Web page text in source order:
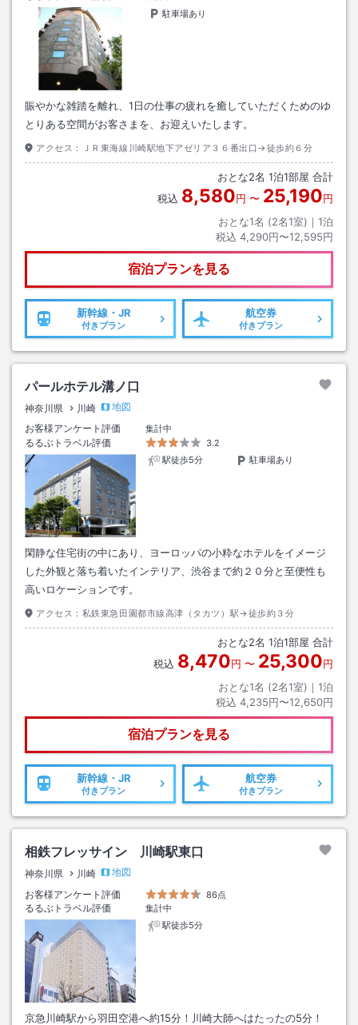
駐車場あり
賑やかな雑踏を離れ、1日の仕事の疲れを癒していただくためのゆ
とりある空間がお客さまを、お迎えいたします。
アクセス： ＪＲ東海線川崎駅地下アゼリア３６番出口→徒歩約６分
おとな2名 1泊1部屋 合計
税込 8,580円 〜 25,190円
おとな1名 (2名1室)｜ 1泊
税込 4,290円〜12,595円
宿泊プランを見る
新幹線・JR
付きプラン
航空券
付きプラン
パールホテル溝ノ口
神奈川県 川崎
地図
お客様アンケート評価
集計中
るるぶトラベル評価
3.2
駅徒歩5分
駐車場あり
閑静な住宅街の中にあり、ヨーロッパの小粋なホテルをイメージ
した外観と落ち着いたインテリア、渋谷まで約２０分と至便性も
高いロケーションです。
アクセス： 私鉄東急田園都市線高津（タカツ）駅→徒歩約３分
おとな2名 1泊1部屋 合計
税込 8,470円 〜 25,300円
おとな1名 (2名1室)｜ 1泊
税込 4,235円〜12,650円
宿泊プランを見る
新幹線・JR
付きプラン
航空券
付きプラン
相鉄フレッサイン 川崎駅東口
神奈川県 川崎
地図
お客様アンケート評価
86点
るるぶトラベル評価
集計中
駅徒歩5分
京急川崎駅から羽田空港へ約15分！川崎大師へはたったの5分！